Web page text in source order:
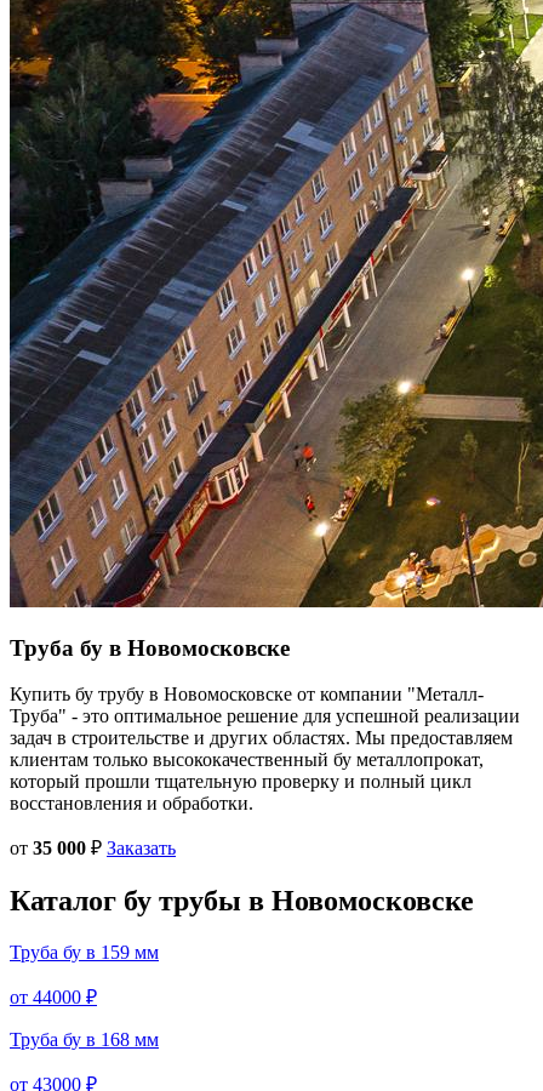
Труба бу в Новомосковске
Купить бу трубу в Новомосковске от компании "Металл-
Труба" - это оптимальное решение для успешной реализации
задач в строительстве и других областях. Мы предоставляем
клиентам только высококачественный бу металлопрокат,
который прошли тщательную проверку и полный цикл
восстановления и обработки.
от 35 000 ₽ Заказать
Каталог бу трубы в Новомосковске
Труба бу в 159 мм
от 44000 ₽
Труба бу в 168 мм
от 43000 ₽